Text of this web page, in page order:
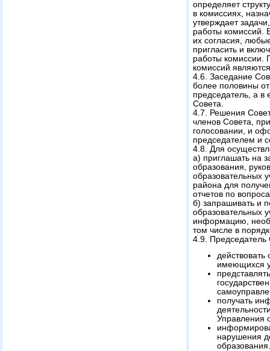
определяет
в комиссиях,
утверждает
работы комиссий.
их согласия,
пригласить и
работы комиссии.
комиссий
4.6. Заседание
более половины
председатель, а в
Совета.
4.7. Решения
членов Совета,
голосовании, и
председателем и
4.8. Для
а) приглашать на
образования,
образовательных
района для
отчетов по
б) запрашивать и
образовательных
информацию,
том числе в
4.9. Председатель
имеющихся у
получать
Управления
нарушения